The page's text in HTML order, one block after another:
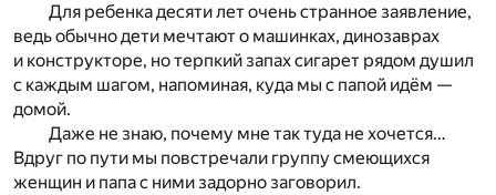
Для ребенка десяти лет очень странное заявление,
ведь обычно дети мечтают о машинках, динозаврах
и конструкторе, но терпкий запах сигарет рядом душил
с каждым шагом, напоминая, куда мы с папой идём —
домой.
Даже не знаю, почему мне так туда не хочется…
Вдруг по пути мы повстречали группу смеющихся
женщин и папа с ними задорно заговорил.